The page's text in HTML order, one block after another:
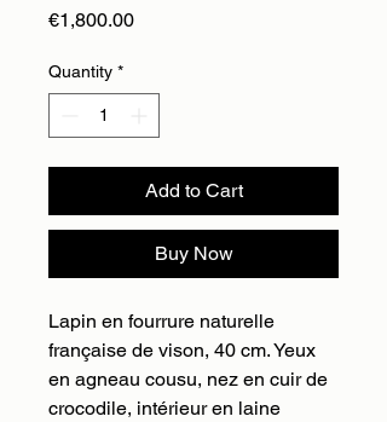
€1,800.00Price
Quantity *
Add to Cart
Buy Now
Lapin en fourrure naturelle
française de vison, 40 cm. Yeux
en agneau cousu, nez en cuir de
crocodile, intérieur en laine